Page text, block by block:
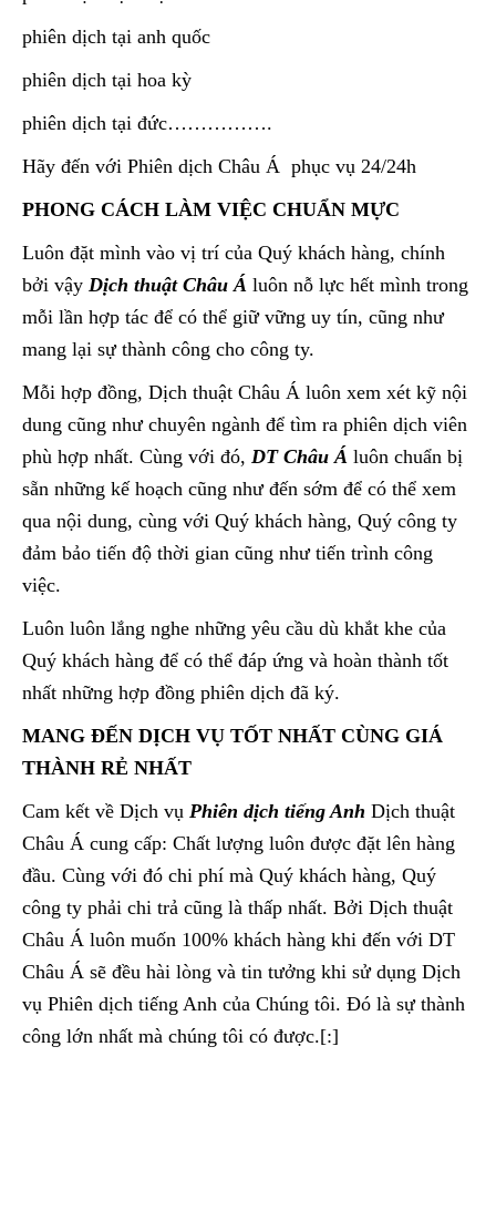
phiên dịch tại anh quốc
phiên dịch tại hoa kỳ
phiên dịch tại đức…………….
Hãy đến với Phiên dịch Châu Á phục vụ 24/24h
PHONG CÁCH LÀM VIỆC CHUẨN MỰC
Luôn đặt mình vào vị trí của Quý khách hàng, chính
bởi vậy Dịch thuật Châu Á luôn nỗ lực hết mình trong
mỗi lần hợp tác để có thể giữ vững uy tín, cũng như
mang lại sự thành công cho công ty.
Mỗi hợp đồng, Dịch thuật Châu Á luôn xem xét kỹ nội
dung cũng như chuyên ngành để tìm ra phiên dịch viên
phù hợp nhất. Cùng với đó, DT Châu Á luôn chuẩn bị
sẵn những kế hoạch cũng như đến sớm để có thể xem
qua nội dung, cùng với Quý khách hàng, Quý công ty
đảm bảo tiến độ thời gian cũng như tiến trình công
việc.
Luôn luôn lắng nghe những yêu cầu dù khắt khe của
Quý khách hàng để có thể đáp ứng và hoàn thành tốt
nhất những hợp đồng phiên dịch đã ký.
MANG ĐẾN DỊCH VỤ TỐT NHẤT CÙNG GIÁ
THÀNH RẺ NHẤT
Cam kết về Dịch vụ Phiên dịch tiếng Anh Dịch thuật
Châu Á cung cấp: Chất lượng luôn được đặt lên hàng
đầu. Cùng với đó chi phí mà Quý khách hàng, Quý
công ty phải chi trả cũng là thấp nhất. Bởi Dịch thuật
Châu Á luôn muốn 100% khách hàng khi đến với DT
Châu Á sẽ đều hài lòng và tin tưởng khi sử dụng Dịch
vụ Phiên dịch tiếng Anh của Chúng tôi. Đó là sự thành
công lớn nhất mà chúng tôi có được.[:]